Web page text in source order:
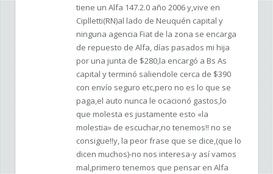
tiene un Alfa 147.2.0 año 2006 y,vive en
Ciplletti(RN)al lado de Neuquén capital y
ninguna agencia Fiat de la zona se encarga
de repuesto de Alfa, días pasados mi hija
por una junta de $280,la encargó a Bs As
capital y terminó saliendole cerca de $390
con envío seguro etc,pero no es lo que se
paga,el auto nunca le ocacionó gastos,lo
que molesta es justamente esto «la
molestia» de escuchar,no tenemos!! no se
consigue!!y, la peor frase que se dice,(que lo
dicen muchos)-no nos interesa-y así vamos
mal,primero tenemos que pensar en Alfa